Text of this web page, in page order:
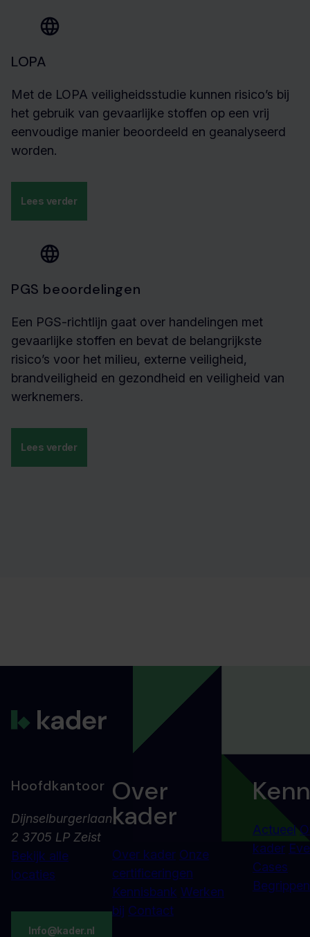
LOPA
Met de LOPA veiligheidsstudie kunnen risico’s bij
het gebruik van gevaarlijke stoffen op een vrij
eenvoudige manier beoordeeld en geanalyseerd
worden.
Lees verder
PGS beoordelingen
Een PGS-richtlijn gaat over handelingen met
gevaarlijke stoffen en bevat de belangrijkste
risico’s voor het milieu, externe veiligheid,
brandveiligheid en gezondheid en veiligheid van
werknemers.
Lees verder
Hoofdkantoor
Dijnselburgerlaan
2 3705 LP Zeist
Bekijk alle
locaties
Info@kader.nl
Over
kader
Over kader Onze
certificeringen
Kennisbank Werken
bij Contact
Actueel
kader
Cases